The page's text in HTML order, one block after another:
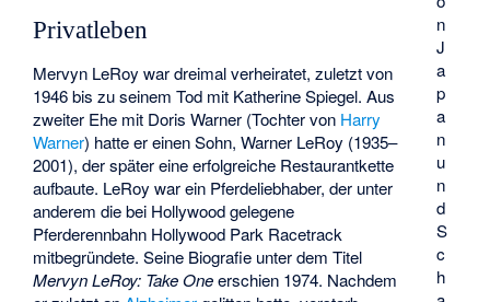
n
J
a
p
a
n
u
n
d
S
c
h
Privatleben
Mervyn LeRoy war dreimal verheiratet, zuletzt von
1946 bis zu seinem Tod mit Katherine Spiegel. Aus
zweiter Ehe mit Doris Warner (Tochter von Harry
Warner) hatte er einen Sohn, Warner LeRoy (1935–
2001), der später eine erfolgreiche Restaurantkette
aufbaute. LeRoy war ein Pferdeliebhaber, der unter
anderem die bei Hollywood gelegene
Pferderennbahn Hollywood Park Racetrack
mitbegründete. Seine Biografie unter dem Titel
Mervyn LeRoy: Take Oneerschien 1974. Nachdem